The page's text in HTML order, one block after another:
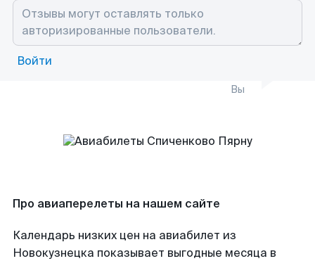
Войти
Вы
Про авиаперелеты на нашем сайте
Календарь низких цен на авиабилет из
Новокузнецка показывает выгодные месяца в